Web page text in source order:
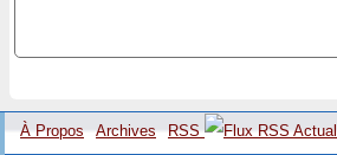
À Propos Archives RSS